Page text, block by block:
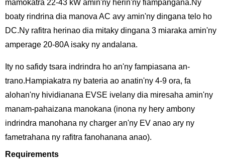
mamokatra 22-43 kW amin'ny herin'ny fiampangana.Ny
boaty rindrina dia manova AC avy amin'ny dingana telo ho
DC.Ny rafitra herinao dia mitaky dingana 3 miaraka amin'ny
amperage 20-80A isaky ny andalana.
Ity no safidy tsara indrindra ho an'ny fampiasana an-
trano.Hampiakatra ny bateria ao anatin'ny 4-9 ora, fa
alohan'ny hividianana EVSE ivelany dia miresaha amin'ny
manam-pahaizana manokana (inona ny hery ambony
indrindra manohana ny charger an'ny EV anao ary ny
fametrahana ny rafitra fanohanana anao).
Requirements